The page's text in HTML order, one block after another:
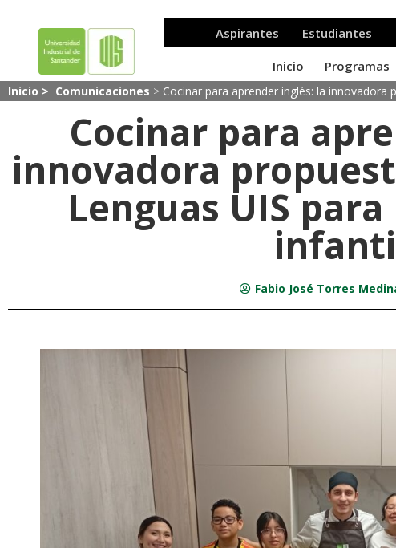
Inicio > Comunicaciones > Cocinar para aprender inglés: la
Cocinar para
innovadora
Lenguas UIS
Fabio José Torres